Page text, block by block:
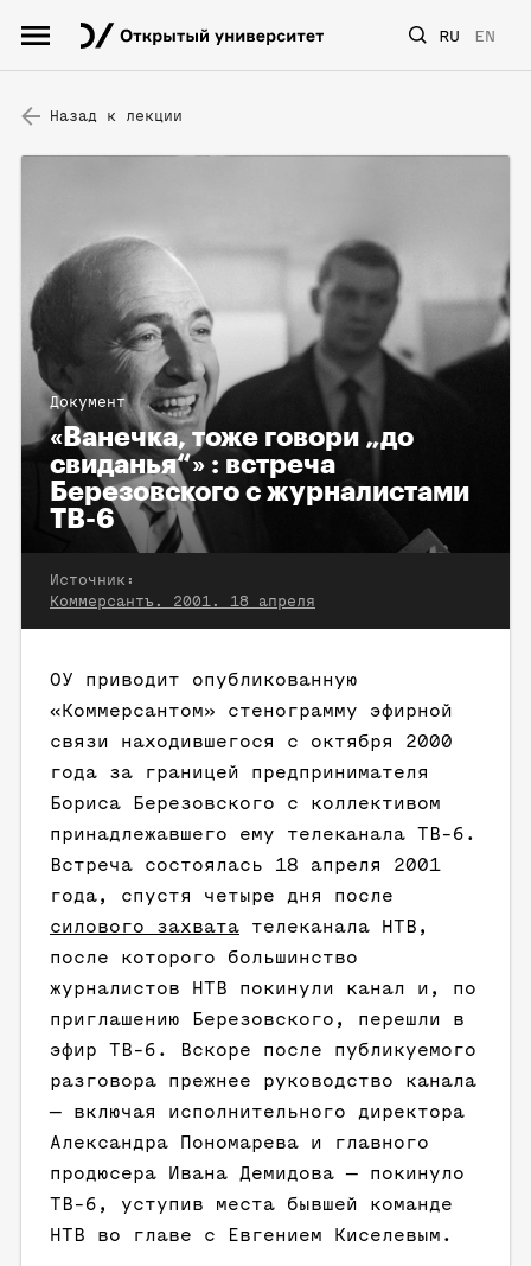
RU EN
Назад к лекции
Документ
«Ванечка, тоже говори „до
свиданья“» : встреча
Березовского с журналистами
ТВ-6
Источник:
Коммерсантъ. 2001. 18 апреля
ОУ приводит опубликованную
«Коммерсантом» стенограмму эфирной
связи находившегося с октября 2000
года за границей предпринимателя
Бориса Березовского с коллективом
принадлежавшего ему телеканала ТВ-6.
Встреча состоялась 18 апреля 2001
года, спустя четыре дня после
силового захвата телеканала НТВ,
после которого большинство
журналистов НТВ покинули канал и, по
приглашению Березовского, перешли в
эфир ТВ-6. Вскоре после публикуемого
разговора прежнее руководство канала
— включая исполнительного директора
Александра Пономарева и главного
продюсера Ивана Демидова — покинуло
ТВ-6, уступив места бывшей команде
НТВ во главе с Евгением Киселевым.